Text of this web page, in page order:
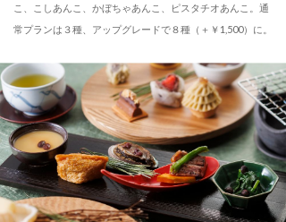
こ、こしあんこ、かぼちゃあんこ、ピスタチオあんこ。通
常プランは３種、アップグレードで８種（＋￥1,500）に。